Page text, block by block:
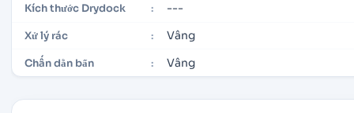
Kích thước Drydock : ---
Xử lý rác : Vâng
Chấn dằn bẩn : Vâng